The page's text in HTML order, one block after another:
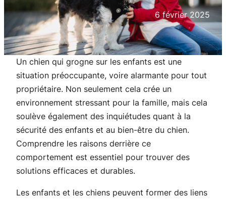
6 février 2025
Un chien qui grogne sur les enfants est une
situation préoccupante, voire alarmante pour tout
propriétaire. Non seulement cela crée un
environnement stressant pour la famille, mais cela
soulève également des inquiétudes quant à la
sécurité des enfants et au bien-être du chien.
Comprendre les raisons derrière ce
comportement est essentiel pour trouver des
solutions efficaces et durables.
Les enfants et les chiens peuvent former des liens